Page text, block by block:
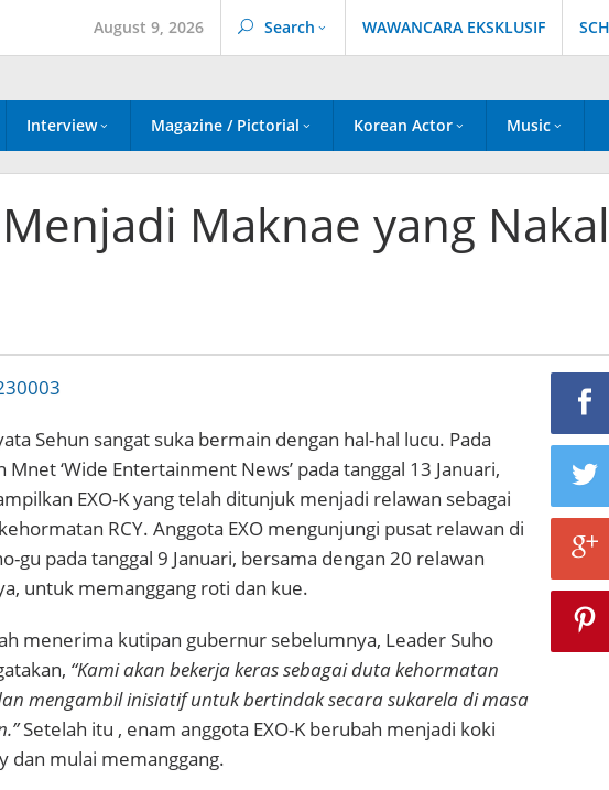
August 9, 2026 Search WAWANCARA EKSKLUSIF
Interview Magazine / Pictorial Korean Actor Music
Maknae yang Nakal
Sehun sangat suka bermain dengan hal-hal lucu. Pada
Mnet ‘Wide Entertainment News’ pada tanggal 13 Januari,
EXO-K yang telah ditunjuk menjadi relawan sebagai
RCY. Anggota EXO mengunjungi pusat relawan di
gu pada tanggal 9 Januari, bersama dengan 20 relawan
untuk memanggang roti dan kue.
menerima kutipan gubernur sebelumnya, Leader Suho
“Kami akan bekerja keras sebagai duta kehormatan
mengambil inisiatif untuk bertindak secara sukarela di masa
Setelah itu , enam anggota EXO-K berubah menjadi koki
dan mulai memanggang.